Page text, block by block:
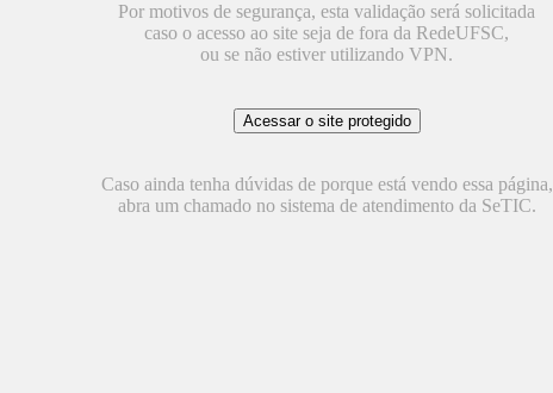
Por motivos de segurança, esta validação será solicitada
caso o acesso ao site seja de fora da RedeUFSC,
ou se não estiver utilizando VPN.
Caso ainda tenha dúvidas de porque está vendo essa página,
abra um chamado no sistema de atendimento da SeTIC.